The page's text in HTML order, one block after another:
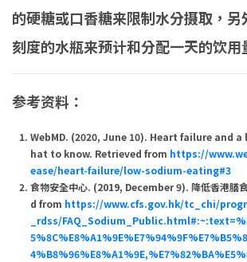
的硬糖或口香糖来限制水分摄取，另
刻度的水瓶来预计和分配一天的饮用
参考资料：
WebMD. (2020, June 10). Heart failure and
hat to know. Retrieved from https://
ease/heart-failure/low-sodium-eating#3
食物安全中心. (2019, December 9). 降低香港膳
d from https://www.cfs.gov.hk/tc_chi/
_rdss/